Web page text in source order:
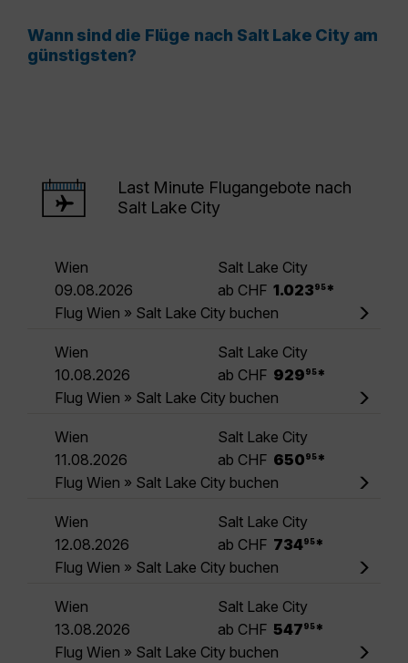
Wann sind die Flüge nach Salt Lake City am
günstigsten?
Last Minute Flugangebote nach
Salt Lake City
Wien
Salt Lake City
09.08.2026
ab CHF 1.023 95 *
Flug Wien » Salt Lake City buchen
Wien
Salt Lake City
10.08.2026
ab CHF 929 95 *
Flug Wien » Salt Lake City buchen
Wien
Salt Lake City
11.08.2026
ab CHF 650 95 *
Flug Wien » Salt Lake City buchen
Wien
Salt Lake City
12.08.2026
ab CHF 73495 *
Flug Wien » Salt Lake City buchen
Wien
Salt Lake City
13.08.2026
ab CHF 547 95 *
Flug Wien » Salt Lake City buchen